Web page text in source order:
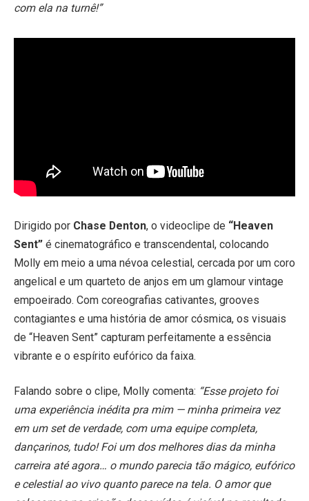
com ela na turnê!”
Dirigido por Chase Denton, o videoclipe de “Heaven
Sent” é cinematográfico e transcendental, colocando
Molly em meio a uma névoa celestial, cercada por um coro
angelical e um quarteto de anjos em um glamour vintage
empoeirado. Com coreografias cativantes, grooves
contagiantes e uma história de amor cósmica, os visuais
de “Heaven Sent” capturam perfeitamente a essência
vibrante e o espírito eufórico da faixa.
Falando sobre o clipe, Molly comenta: “Esse projeto foi
uma experiência inédita pra mim — minha primeira vez
em um set de verdade, com uma equipe completa,
dançarinos, tudo! Foi um dos melhores dias da minha
carreira até agora… o mundo parecia tão mágico, eufórico
e celestial ao vivo quanto parece na tela. O amor que